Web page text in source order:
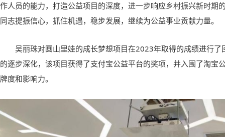
作人员的能力，打造公益项目的深度，进一步响应乡村振兴新时期
同志提振信心，抓住机遇，稳步发展，继续为公益事业贡献力量。
吴丽珠对圆山里娃的成长梦想项目在2023年取得的成绩进行
的逐步深化，该项目获得了支付宝公益平台的奖项，并入围了淘宝
牌度和影响力。